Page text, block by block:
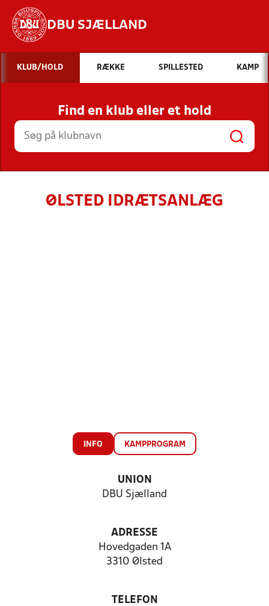
DBU SJÆLLAND
Hvad vil du søge efter?
INDHOLD OG NYHEDER
STILLINGER, RESULTATER, KLUBBER OG
HOLD
KLUB/HOLD RÆKKE SPILLESTED KAMP
Find en klub eller et hold
ØLSTED IDRÆTSANLÆG
INFO KAMPPROGRAM
UNION
DBU Sjælland
ADRESSE
Hovedgaden 1A
3310 Ølsted
TELEFON